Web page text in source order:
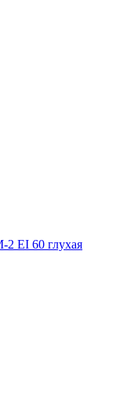
EI 60 глухая